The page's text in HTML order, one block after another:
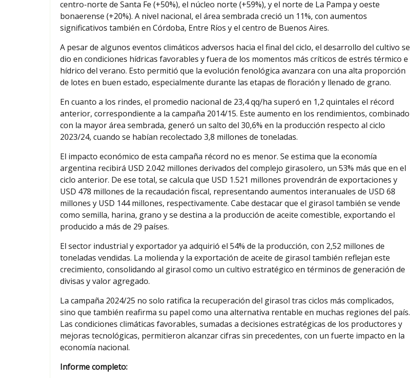
centro-norte de Santa Fe (+50%), el núcleo norte (+59%), y el norte de La Pampa y oeste
bonaerense (+20%). A nivel nacional, el área sembrada creció un 11%, con aumentos
significativos también en Córdoba, Entre Ríos y el centro de Buenos Aires.
A pesar de algunos eventos climáticos adversos hacia el final del ciclo, el desarrollo del cultivo se
dio en condiciones hídricas favorables y fuera de los momentos más críticos de estrés térmico e
hídrico del verano. Esto permitió que la evolución fenológica avanzara con una alta proporción
de lotes en buen estado, especialmente durante las etapas de floración y llenado de grano.
En cuanto a los rindes, el promedio nacional de 23,4 qq/ha superó en 1,2 quintales el récord
anterior, correspondiente a la campaña 2014/15. Este aumento en los rendimientos, combinado
con la mayor área sembrada, generó un salto del 30,6% en la producción respecto al ciclo
2023/24, cuando se habían recolectado 3,8 millones de toneladas.
El impacto económico de esta campaña récord no es menor. Se estima que la economía
argentina recibirá USD 2.042 millones derivados del complejo girasolero, un 53% más que en el
ciclo anterior. De ese total, se calcula que USD 1.521 millones provendrán de exportaciones y
USD 478 millones de la recaudación fiscal, representando aumentos interanuales de USD 68
millones y USD 144 millones, respectivamente. Cabe destacar que el girasol también se vende
como semilla, harina, grano y se destina a la producción de aceite comestible, exportando el
producido a más de 29 países.
El sector industrial y exportador ya adquirió el 54% de la producción, con 2,52 millones de
toneladas vendidas. La molienda y la exportación de aceite de girasol también reflejan este
crecimiento, consolidando al girasol como un cultivo estratégico en términos de generación de
divisas y valor agregado.
La campaña 2024/25 no solo ratifica la recuperación del girasol tras ciclos más complicados,
sino que también reafirma su papel como una alternativa rentable en muchas regiones del país.
Las condiciones climáticas favorables, sumadas a decisiones estratégicas de los productores y
mejoras tecnológicas, permitieron alcanzar cifras sin precedentes, con un fuerte impacto en la
economía nacional.
Informe completo: